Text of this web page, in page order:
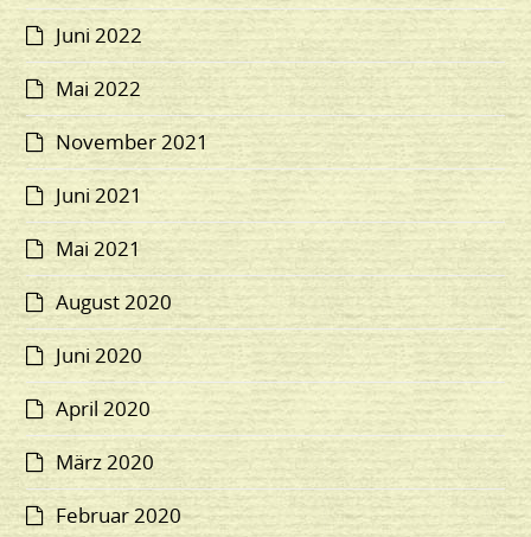
Juni 2022
Mai 2022
November 2021
Juni 2021
Mai 2021
August 2020
Juni 2020
April 2020
März 2020
Februar 2020